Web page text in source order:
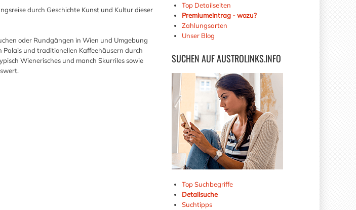
Top Detailseiten
Premiumeintrag - wozu?
Zahlungsarten
Unser Blog
SUCHENAUF AUSTROLINKS.INFO
Top Suchbegriffe
Detailsuche
Suchtipps
durch Geschichte Kunst und Kultur dieser
oder Rundgängen in Wien und Umgebung
und traditionellen Kaffeehäusern durch
Wienerisches und manch Skurriles sowie